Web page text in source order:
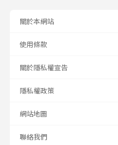
關於本網站
使用條款
關於隱私權宣告
隱私權政策
網站地圖
聯絡我們